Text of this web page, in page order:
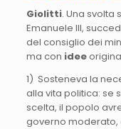
Giolitti. Una svolta
Emanuele III,
del consiglio dei
ma con idee
1) Sosteneva la
alla vita politica: se
scelta, il popolo
governo moderato,